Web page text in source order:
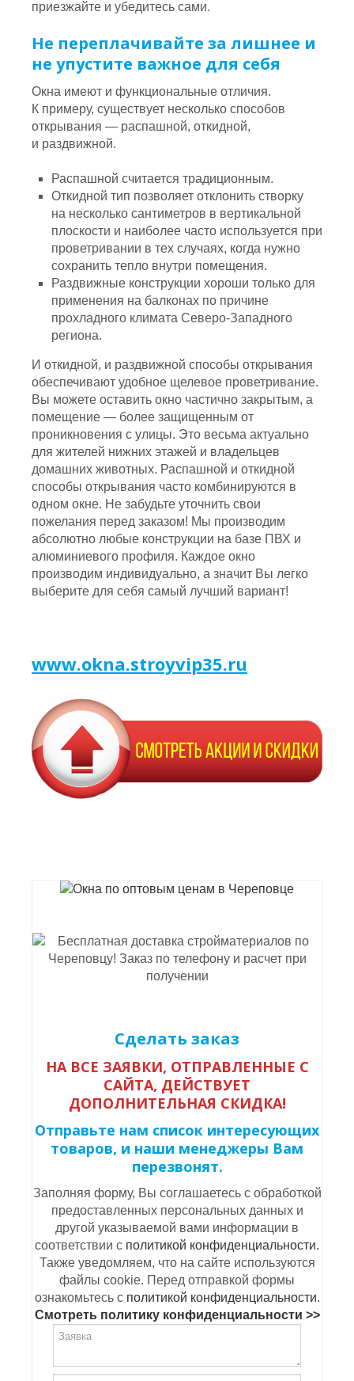
приезжайте и убедитесь сами.
Не переплачивайте за лишнее и
не упустите важное для себя
Окна имеют и функциональные отличия.
К примеру, существует несколько способов
открывания — распашной, откидной,
и раздвижной.
Распашной считается традиционным.
Откидной тип позволяет отклонить створку
на несколько сантиметров в вертикальной
плоскости и наиболее часто используется при
проветривании в тех случаях, когда нужно
сохранить тепло внутри помещения.
Раздвижные конструкции хороши только для
применения на балконах по причине
прохладного климата Северо-Западного
региона.
И откидной, и раздвижной способы открывания
обеспечивают удобное щелевое проветривание.
Вы можете оставить окно частично закрытым, а
помещение — более защищенным от
проникновения с улицы. Это весьма актуально
для жителей нижних этажей и владельцев
домашних животных. Распашной и откидной
способы открывания часто комбинируются в
одном окне. Не забудьте уточнить свои
пожелания перед заказом! Мы производим
абсолютно любые конструкции на базе ПВХ и
алюминиевого профиля. Каждое окно
производим индивидуально, а значит Вы легко
выберите для себя самый лучший вариант!
www.okna.stroyvip35.ru
Сделать заказ
НА ВСЕ ЗАЯВКИ, ОТПРАВЛЕННЫЕ С
САЙТА, ДЕЙСТВУЕТ
ДОПОЛНИТЕЛЬНАЯ СКИДКА!
Отправьте нам список интересующих
товаров, и наши менеджеры Вам
перезвонят.
Заполняя форму, Вы соглашаетесь с обработкой
предоставленных персональных данных и
другой указываемой вами информации в
соответствии с политикой конфиденциальности.
Также уведомляем, что на сайте используются
файлы cookie. Перед отправкой формы
ознакомьтесь с политикой конфиденциальности.
Смотреть политику конфиденциальности >>